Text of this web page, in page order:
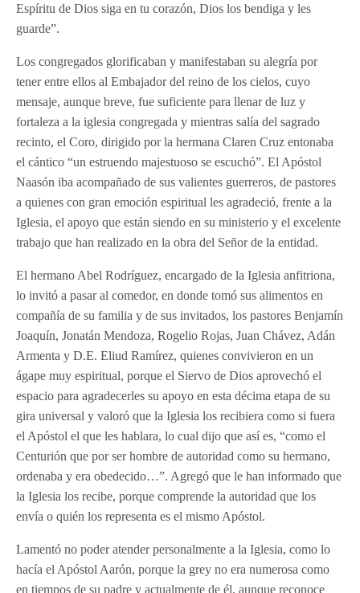
Espíritu de Dios siga en tu corazón, Dios los bendiga y les
guarde”.
Los congregados glorificaban y manifestaban su alegría por
tener entre ellos al Embajador del reino de los cielos, cuyo
mensaje, aunque breve, fue suficiente para llenar de luz y
fortaleza a la iglesia congregada y mientras salía del sagrado
recinto, el Coro, dirigido por la hermana Claren Cruz entonaba
el cántico “un estruendo majestuoso se escuchó”. El Apóstol
Naasón iba acompañado de sus valientes guerreros, de pastores
a quienes con gran emoción espiritual les agradeció, frente a la
Iglesia, el apoyo que están siendo en su ministerio y el excelente
trabajo que han realizado en la obra del Señor de la entidad.
El hermano Abel Rodríguez, encargado de la Iglesia anfitriona,
lo invitó a pasar al comedor, en donde tomó sus alimentos en
compañía de su familia y de sus invitados, los pastores Benjamín
Joaquín, Jonatán Mendoza, Rogelio Rojas, Juan Chávez, Adán
Armenta y D.E. Eliud Ramírez, quienes convivieron en un
ágape muy espiritual, porque el Siervo de Dios aprovechó el
espacio para agradecerles su apoyo en esta décima etapa de su
gira universal y valoró que la Iglesia los recibiera como si fuera
el Apóstol el que les hablara, lo cual dijo que así es, “como el
Centurión que por ser hombre de autoridad como su hermano,
ordenaba y era obedecido…”. Agregó que le han informado que
la Iglesia los recibe, porque comprende la autoridad que los
envía o quién los representa es el mismo Apóstol.
Lamentó no poder atender personalmente a la Iglesia, como lo
hacía el Apóstol Aarón, porque la grey no era numerosa como
en tiempos de su padre y actualmente de él, aunque reconoce